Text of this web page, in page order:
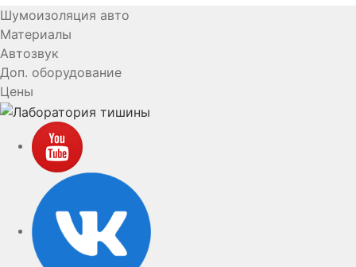
Шумоизоляция авто
Материалы
Автозвук
Доп. оборудование
Цены